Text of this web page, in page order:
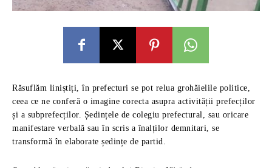
Răsuflăm liniștiți, în prefecturi se pot relua grohăielile politice,
ceea ce ne conferă o imagine corecta asupra activității prefecților
și a subprefecților. Ședințele de colegiu prefectural, sau oricare
manifestare verbală sau în scris a înalților demnitari, se
transformă în elaborate ședințe de partid.